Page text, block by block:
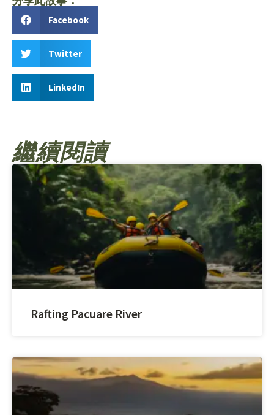
Facebook
Twitter
LinkedIn
繼續閱讀
Rafting Pacuare River